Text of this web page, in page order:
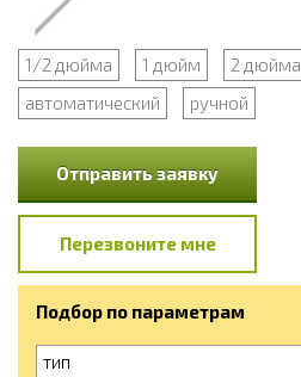
1/2 дюйма 1 дюйм
2 дюйма
автоматический
ручной
Отправить заявку
Перезвоните мне
Подбор по параметрам
тип